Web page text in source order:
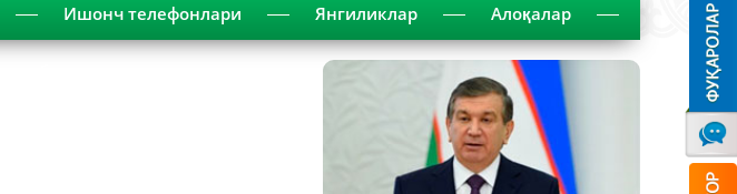
Ишонч телефонлари Янгиликлар Алоқалар